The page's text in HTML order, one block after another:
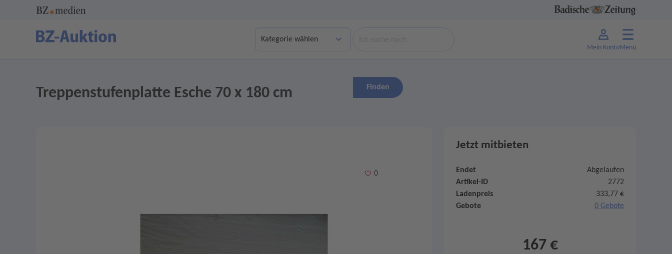
Finden
Mein KontoMenü
Treppenstufenplatte Esche 70 x 180 cm
Merken
0
Jetzt mitbieten
Endet
Abgelaufen
Artikel-ID
2772
Ladenpreis
333,77 €
Gebote
0 Gebote
167 €